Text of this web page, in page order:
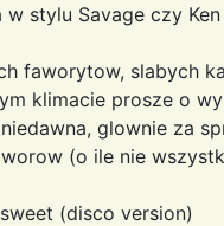
stylu Savage czy
faworytow, slabych
klimacie prosze o
glownie za
(o ile nie
(disco version)